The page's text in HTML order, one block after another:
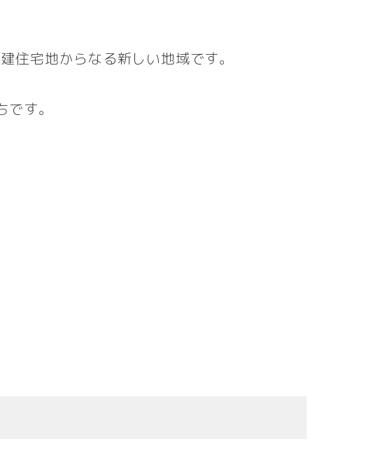
宅地からなる新しい地域です。
す。